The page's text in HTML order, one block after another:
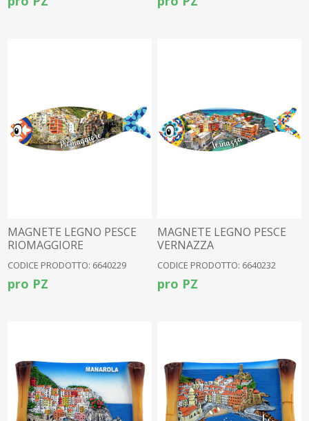
MAGNETE LEGNO PESCE
RIOMAGGIORE
CODICE PRODOTTO: 6640229
pro PZ
MAGNETE LEGNO PESCE
VERNAZZA
CODICE PRODOTTO: 6640232
pro PZ